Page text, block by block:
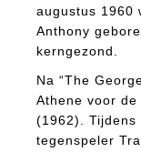
augustus 1960
Anthony
kerngezond.
Na “The
Athene voor de
(1962). Tijdens
tegenspeler